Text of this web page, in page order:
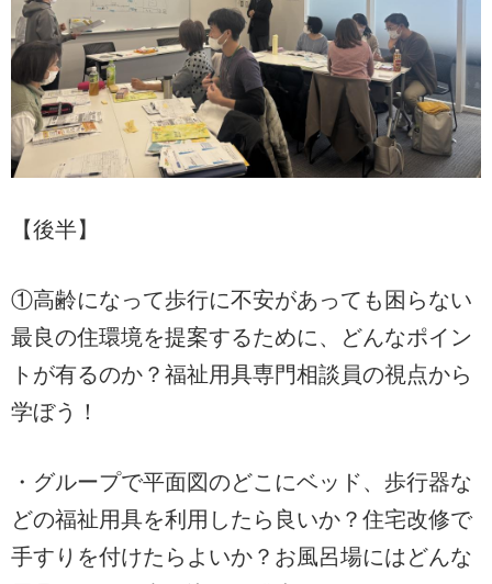
【後半】
①高齢になって歩行に不安があっても困らない
最良の住環境を提案するために、どんなポイン
トが有るのか？福祉用具専門相談員の視点から
学ぼう！
・グループで平面図のどこにベッド、歩行器な
どの福祉用具を利用したら良いか？住宅改修で
手すりを付けたらよいか？お風呂場にはどんな